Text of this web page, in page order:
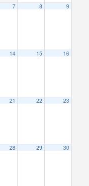
7 8 9
14 15 16
21 22 23
28 29 30